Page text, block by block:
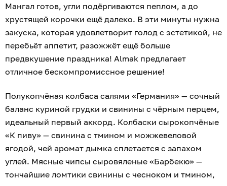
Мангал готов, угли подёргиваются пеплом, а до
хрустящей корочки ещё далеко. В эти минуты нужна
закуска, которая удовлетворит голод с эстетикой, не
перебьёт аппетит, разожжёт ещё больше
предвкушение праздника! Almak предлагает
отличное бескомпромиссное решение!
Полукопчёная колбаса салями «Германия» — сочный
баланс куриной грудки и свинины с чёрным перцем,
идеальный первый аккорд. Колбаски сырокопчёные
«К пиву» — свинина с тмином и можжевеловой
ягодой, чей аромат дымка сплетается с запахом
углей. Мясные чипсы сыровяленые «Барбекю» —
тончайшие ломтики свинины с чесноком и тмином,